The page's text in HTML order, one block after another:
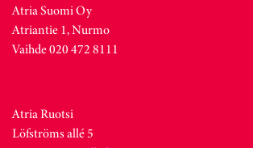
Atria Suomi Oy
Atriantie 1, Nurmo
Vaihde 020 472 8111
Atria Ruotsi
Löfströms allé 5